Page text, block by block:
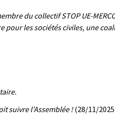
du collectif STOP UE-
pour les sociétés civiles, une
suivre l’Assemblée !(28/11/